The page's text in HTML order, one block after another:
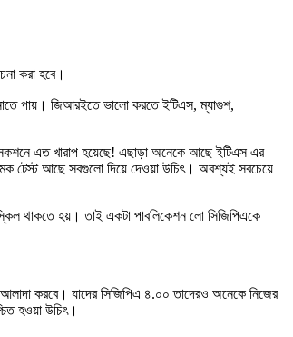
করা হবে।
পায়। জিআরইতে ভালো করতে ইটিএস, ম্যাগুশ,
এত খারাপ হয়েছে! এছাড়া অনেকে আছে ইটিএস এর
মক টেস্ট আছে সবগুলো দিয়ে দেওয়া উচিৎ। অবশ্যই সবচেয়ে
থাকতে হয়। তাই একটা পাবলিকেশন লো সিজিপিএকে
আলাদা করবে। যাদের সিজিপিএ ৪.০০ তাদেরও অনেকে নিজের
হওয়া উচিৎ।